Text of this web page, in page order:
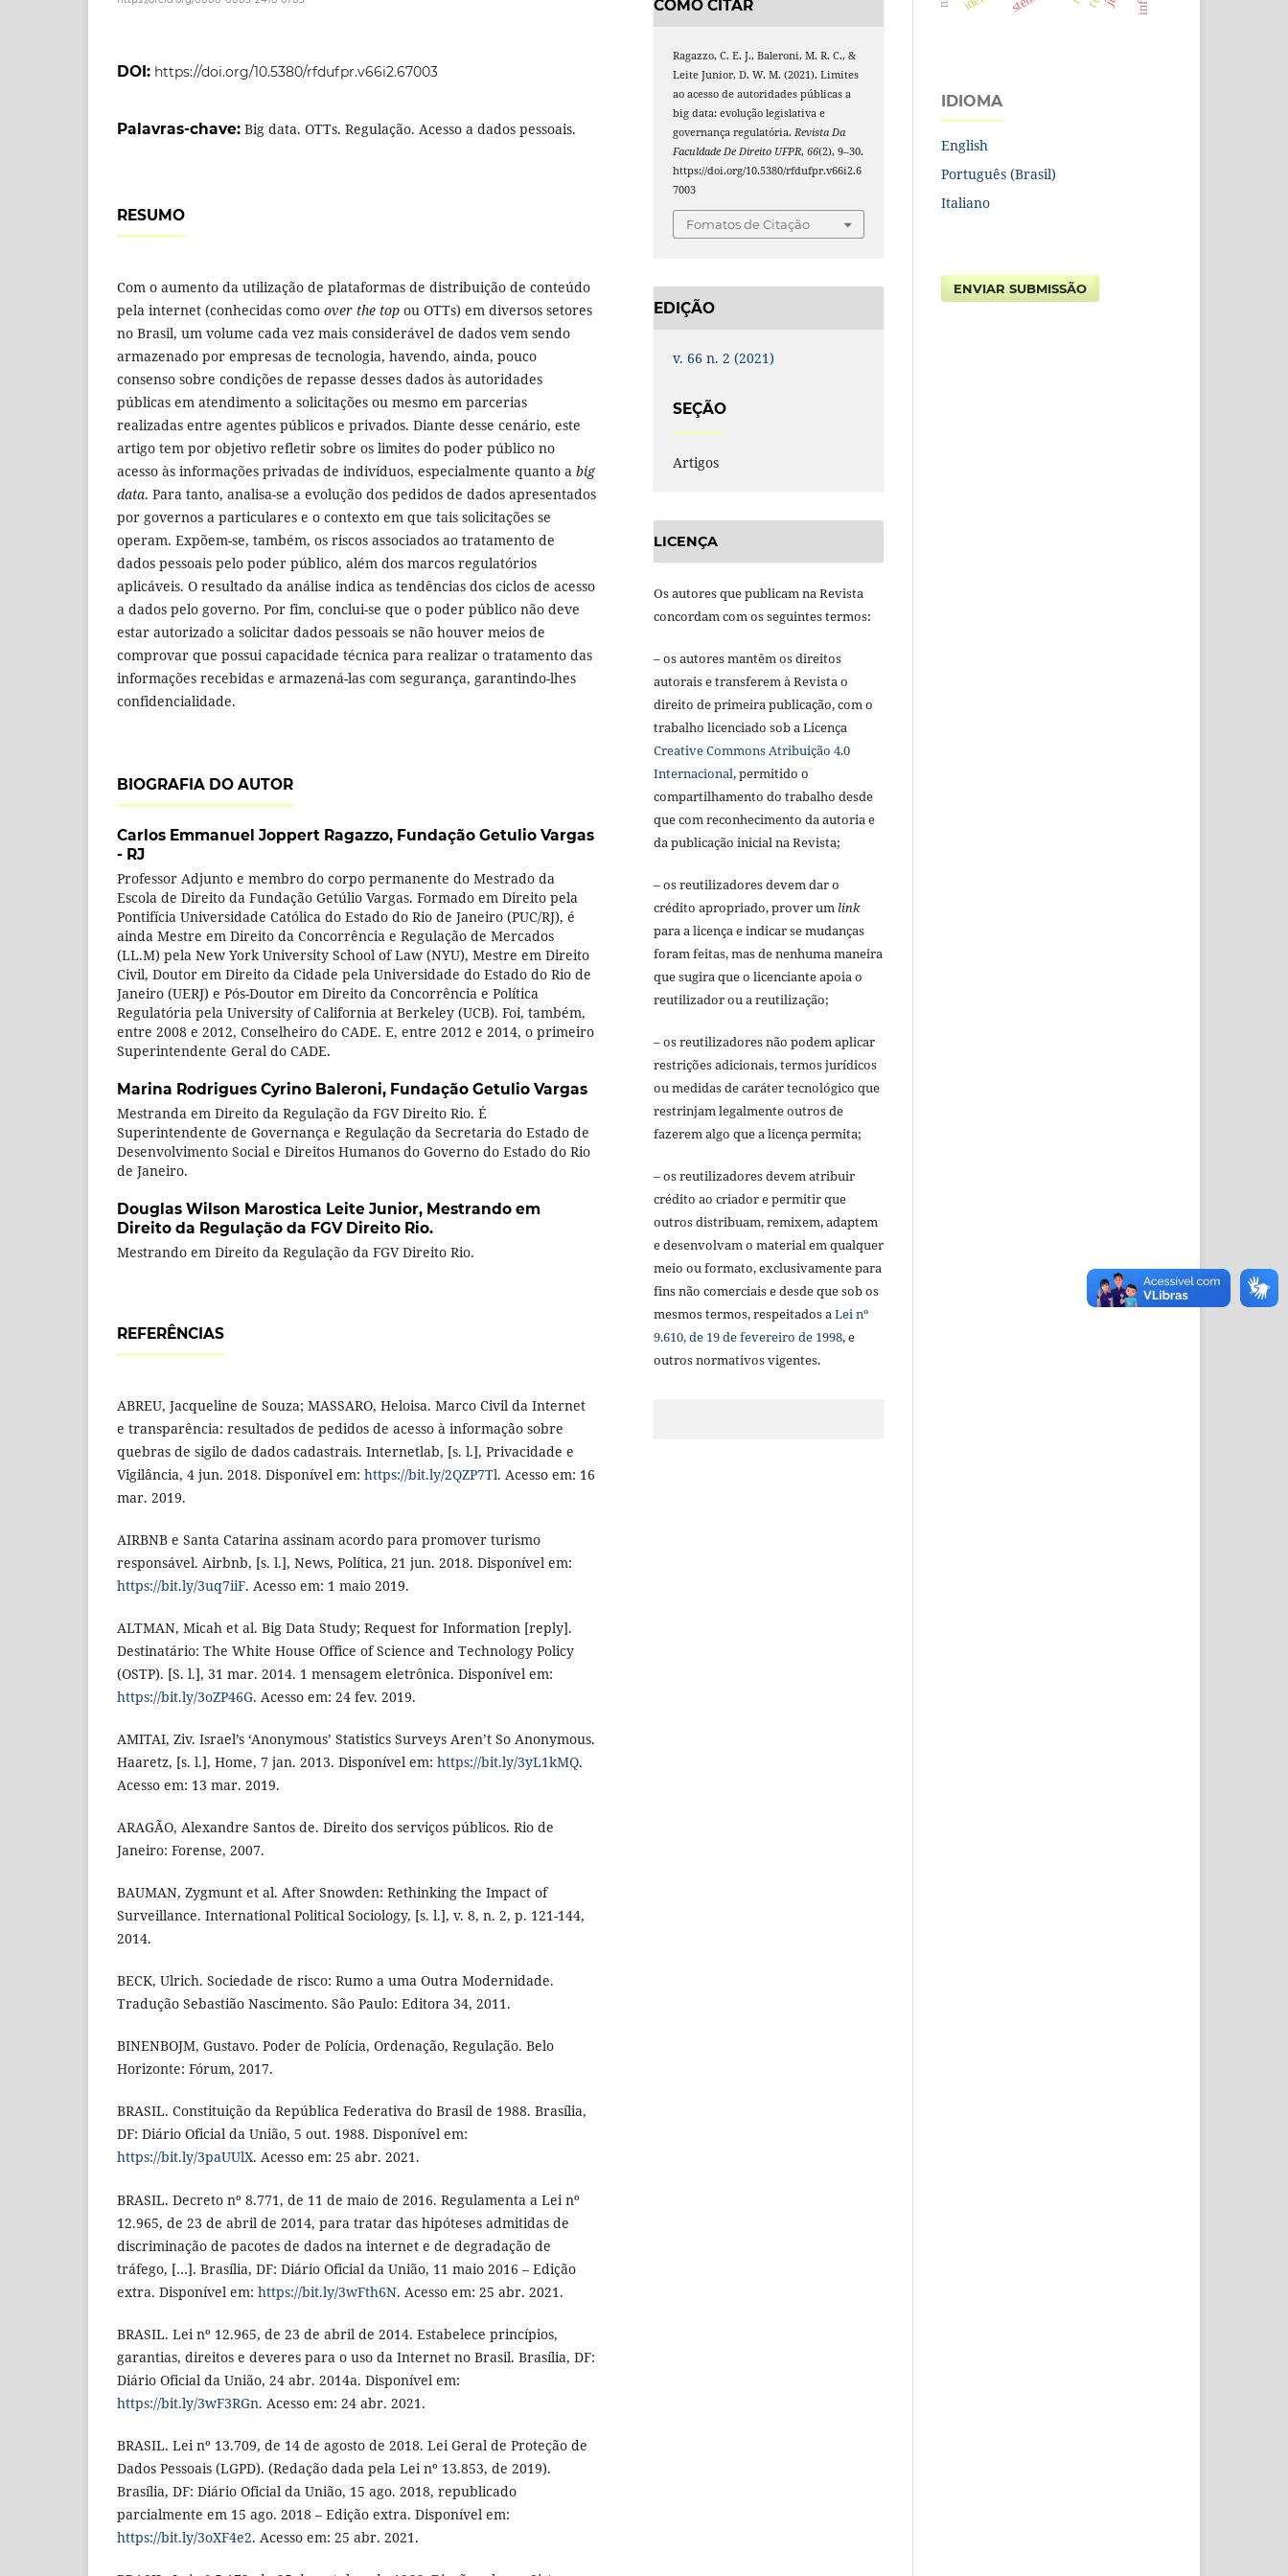
DOI: https://doi.org/10.5380/rfdufpr.v66i2.67003
Palavras-chave: Big data. OTTs. Regulação. Acesso a dados pessoais.
RESUMO
Com o aumento da utilização de plataformas de distribuição de conteúdo
pela internet (conhecidas como over the top ou OTTs) em diversos setores
no Brasil, um volume cada vez mais considerável de dados vem sendo
armazenado por empresas de tecnologia, havendo, ainda, pouco
consenso sobre condições de repasse desses dados às autoridades
públicas em atendimento a solicitações ou mesmo em parcerias
realizadas entre agentes públicos e privados. Diante desse cenário, este
artigo tem por objetivo refletir sobre os limites do poder público no
acesso às informações privadas de indivíduos, especialmente quanto a big
data. Para tanto, analisa-se a evolução dos pedidos de dados apresentados
por governos a particulares e o contexto em que tais solicitações se
operam. Expõem-se, também, os riscos associados ao tratamento de
dados pessoais pelo poder público, além dos marcos regulatórios
aplicáveis. O resultado da análise indica as tendências dos ciclos de acesso
a dados pelo governo. Por fim, conclui-se que o poder público não deve
estar autorizado a solicitar dados pessoais se não houver meios de
comprovar que possui capacidade técnica para realizar o tratamento das
informações recebidas e armazená-las com segurança, garantindo-lhes
confidencialidade.
BIOGRAFIA DO AUTOR
Carlos Emmanuel Joppert Ragazzo, Fundação Getulio Vargas
- RJ
Professor Adjunto e membro do corpo permanente do Mestrado da
Escola de Direito da Fundação Getúlio Vargas. Formado em Direito pela
Pontifícia Universidade Católica do Estado do Rio de Janeiro (PUC/RJ), é
ainda Mestre em Direito da Concorrência e Regulação de Mercados
(LL.M) pela New York University School of Law (NYU), Mestre em Direito
Civil, Doutor em Direito da Cidade pela Universidade do Estado do Rio de
Janeiro (UERJ) e Pós-Doutor em Direito da Concorrência e Política
Regulatória pela University of California at Berkeley (UCB). Foi, também,
entre 2008 e 2012, Conselheiro do CADE. E, entre 2012 e 2014, o primeiro
Superintendente Geral do CADE.
Marina Rodrigues Cyrino Baleroni, Fundação Getulio Vargas
Mestranda em Direito da Regulação da FGV Direito Rio. É
Superintendente de Governança e Regulação da Secretaria do Estado de
Desenvolvimento Social e Direitos Humanos do Governo do Estado do Rio
de Janeiro.
Douglas Wilson Marostica Leite Junior, Mestrando em
Direito da Regulação da FGV Direito Rio.
Mestrando em Direito da Regulação da FGV Direito Rio.
REFERÊNCIAS
ABREU, Jacqueline de Souza; MASSARO, Heloisa. Marco Civil da Internet
e transparência: resultados de pedidos de acesso à informação sobre
quebras de sigilo de dados cadastrais. Internetlab, [s. l.], Privacidade e
Vigilância, 4 jun. 2018. Disponível em: https://bit.ly/2QZP7Tl. Acesso em: 16
mar. 2019.
AIRBNB e Santa Catarina assinam acordo para promover turismo
responsável. Airbnb, [s. l.], News, Política, 21 jun. 2018. Disponível em:
https://bit.ly/3uq7iiF. Acesso em: 1 maio 2019.
ALTMAN, Micah et al. Big Data Study; Request for Information [reply].
Destinatário: The White House Office of Science and Technology Policy
(OSTP). [S. l.], 31 mar. 2014. 1 mensagem eletrônica. Disponível em:
https://bit.ly/3oZP46G. Acesso em: 24 fev. 2019.
AMITAI, Ziv. Israel’s ‘Anonymous’ Statistics Surveys Aren’t So Anonymous.
Haaretz, [s. l.], Home, 7 jan. 2013. Disponível em: https://bit.ly/3yL1kMQ.
Acesso em: 13 mar. 2019.
ARAGÃO, Alexandre Santos de. Direito dos serviços públicos. Rio de
Janeiro: Forense, 2007.
BAUMAN, Zygmunt et al. After Snowden: Rethinking the Impact of
Surveillance. International Political Sociology, [s. l.], v. 8, n. 2, p. 121-144,
2014.
BECK, Ulrich. Sociedade de risco: Rumo a uma Outra Modernidade.
Tradução Sebastião Nascimento. São Paulo: Editora 34, 2011.
BINENBOJM, Gustavo. Poder de Polícia, Ordenação, Regulação. Belo
Horizonte: Fórum, 2017.
BRASIL. Constituição da República Federativa do Brasil de 1988. Brasília,
DF: Diário Oficial da União, 5 out. 1988. Disponível em:
https://bit.ly/3paUUlX. Acesso em: 25 abr. 2021.
BRASIL. Decreto nº 8.771, de 11 de maio de 2016. Regulamenta a Lei nº
12.965, de 23 de abril de 2014, para tratar das hipóteses admitidas de
discriminação de pacotes de dados na internet e de degradação de
tráfego, […]. Brasília, DF: Diário Oficial da União, 11 maio 2016 – Edição
extra. Disponível em: https://bit.ly/3wFth6N. Acesso em: 25 abr. 2021.
BRASIL. Lei nº 12.965, de 23 de abril de 2014. Estabelece princípios,
garantias, direitos e deveres para o uso da Internet no Brasil. Brasília, DF:
Diário Oficial da União, 24 abr. 2014a. Disponível em:
https://bit.ly/3wF3RGn. Acesso em: 24 abr. 2021.
BRASIL. Lei nº 13.709, de 14 de agosto de 2018. Lei Geral de Proteção de
Dados Pessoais (LGPD). (Redação dada pela Lei nº 13.853, de 2019).
Brasília, DF: Diário Oficial da União, 15 ago. 2018, republicado
parcialmente em 15 ago. 2018 – Edição extra. Disponível em:
https://bit.ly/3oXF4e2. Acesso em: 25 abr. 2021.
COMO CITAR
Ragazzo, C. E. J., Baleroni, M. R. C., &
Leite Junior, D. W. M. (2021). Limites
ao acesso de autoridades públicas a
big data: evolução legislativa e
governança regulatória.Revista Da
Faculdade De Direito UFPR,66(2), 9–30.
https://doi.org/10.5380/rfdufpr.v66i2.6
7003
Fomatos de Citação
EDIÇÃO
v. 66 n. 2 (2021)
SEÇÃO
Artigos
LICENÇA
Os autores que publicam na Revista
concordam com os seguintes termos:
– os autores mantêm os direitos
autorais e transferem à Revista o
direito de primeira publicação, com o
trabalho licenciado sob a Licença
Creative Commons Atribuição 4.0
Internacional, permitido o
compartilhamento do trabalho desde
que com reconhecimento da autoria e
da publicação inicial na Revista;
– os reutilizadores devem dar o
crédito apropriado, prover um link
para a licença e indicar se mudanças
foram feitas, mas de nenhuma maneira
que sugira que o licenciante apoia o
reutilizador ou a reutilização;
– os reutilizadores não podem aplicar
restrições adicionais, termos jurídicos
ou medidas de caráter tecnológico que
restrinjam legalmente outros de
fazerem algo que a licença permita;
– os reutilizadores devem atribuir
crédito ao criador e permitir que
outros distribuam, remixem, adaptem
e desenvolvam o material em qualquer
meio ou formato, exclusivamente para
fins não comerciais e desde que sob os
mesmos termos, respeitados aLei nº
9.610, de 19 de fevereiro de 1998, e
outros normativos vigentes.
IDIOMA
English
Português (Brasil)
Italiano
ENVIAR SUBMISSÃO